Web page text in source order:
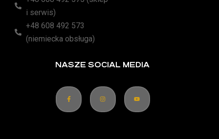
i serwis)
+48 608 492 573
(niemiecka obsługa)
NASZE SOCIAL MEDIA